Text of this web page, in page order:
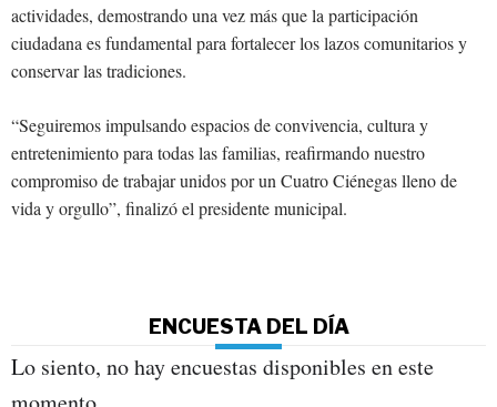
actividades, demostrando una vez más que la participación
ciudadana es fundamental para fortalecer los lazos comunitarios y
conservar las tradiciones.
“Seguiremos impulsando espacios de convivencia, cultura y
entretenimiento para todas las familias, reafirmando nuestro
compromiso de trabajar unidos por un Cuatro Ciénegas lleno de
vida y orgullo”, finalizó el presidente municipal.
ENCUESTA DEL DÍA
Lo siento, no hay encuestas disponibles en este